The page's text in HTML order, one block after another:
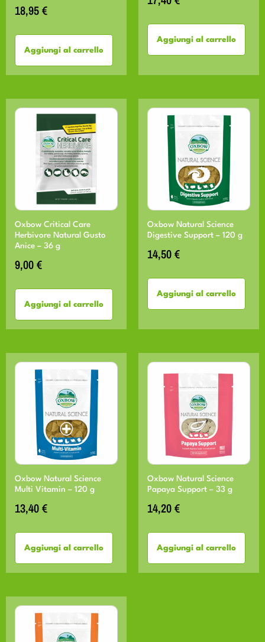
18,95€
Aggiungi al carrello
Aggiungi al carrello
Oxbow Critical Care
Herbivore Natural Gusto
Anice – 36 g
9,00€
Aggiungi al carrello
Oxbow Natural Science
Digestive Support – 120 g
14,50€
Aggiungi al carrello
Oxbow Natural Science
Multi Vitamin – 120 g
13,40€
Aggiungi al carrello
Oxbow Natural Science
Papaya Support – 33 g
14,20€
Aggiungi al carrello